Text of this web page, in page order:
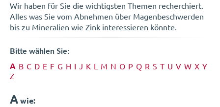
Wir haben für Sie die wichtigsten Themen recherchiert.
Alles was Sie vom Abnehmen über Magenbeschwerden
bis zu Mineralien wie Zink interessieren könnte.
Bitte wählen Sie:
A B C D E F G H I J K L M N O P Q R S T U V W X Y
Z
Awie: